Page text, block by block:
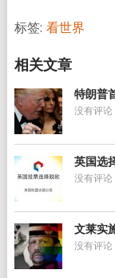
标签: 看世界
特朗普
没有评论
英国选
没有评论
文莱实
没有评论